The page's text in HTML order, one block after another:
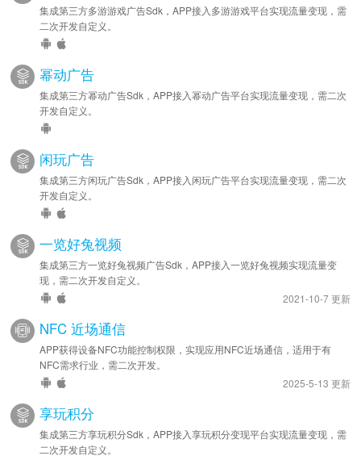
集成第三方多游游戏广告Sdk，APP接入多游游戏平台实现流量变现，需
二次开发自定义。
幂动广告
集成第三方幂动广告Sdk，APP接入幂动广告平台实现流量变现，需二次
开发自定义。
闲玩广告
集成第三方闲玩广告Sdk，APP接入闲玩广告平台实现流量变现，需二次
开发自定义。
一览好兔视频
集成第三方一览好兔视频广告Sdk，APP接入一览好兔视频实现流量变
现，需二次开发自定义。
2021-10-7 更新
NFC 近场通信
APP获得设备NFC功能控制权限，实现应用NFC近场通信，适用于有
NFC需求行业，需二次开发。
2025-5-13 更新
享玩积分
集成第三方享玩积分Sdk，APP接入享玩积分变现平台实现流量变现，需
二次开发自定义。